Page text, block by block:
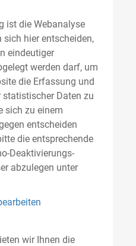
ist die Webanalyse
sich hier entscheiden,
eindeutiger
werden darf, um
die Erfassung und
statistischer Daten zu
sich zu einem
entscheiden
die entsprechende
Deaktivierungs-
abzulegen unter
wir Ihnen die